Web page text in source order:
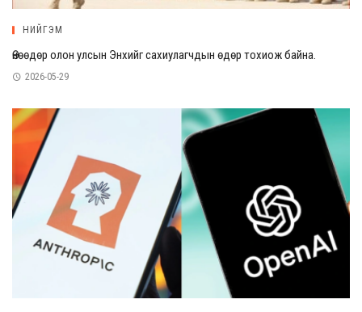
НИЙГЭМ
Өнөөдөр олон улсын Энхийг сахиулагчдын өдөр тохиож байна.
2026-05-29